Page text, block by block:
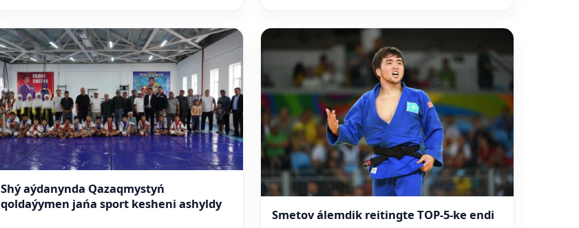
Shý aýdanynda Qazaqmystyń
qoldaýymen jańa sport kesheni ashyldy
Smetov álemdik reitingte TOP-5-ke endi